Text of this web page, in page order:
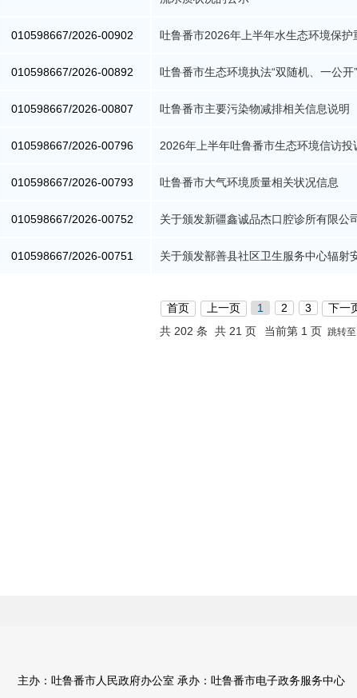
010598667/2026-00902 吐鲁番市2026年上半年水生态环境保护
010598667/2026-00892 吐鲁番市生态环境执法“双随机、一公
010598667/2026-00807 吐鲁番市主要污染物减排相关信息说明
010598667/2026-00796 2026年上半年吐鲁番市生态环境信访投
010598667/2026-00793 吐鲁番市大气环境质量相关状况信息
010598667/2026-00752 关于颁发新疆鑫诚品杰口腔诊所有限公
010598667/2026-00751 关于颁发鄯善县社区卫生服务中心辐射
首页 上一页 1 2 3 下一
共 202 条
共 21 页 当前第 1 页 跳转至
主办：吐鲁番市人民政府办公室 承办：吐鲁番市电子政务服务中心